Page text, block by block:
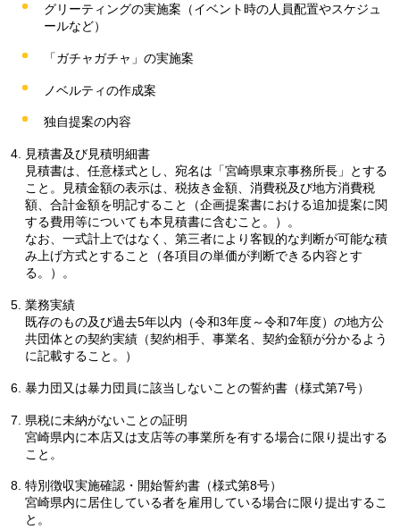
グリーティングの実施案（イベント時の人員配置やスケジュ
ールなど）
「ガチャガチャ」の実施案
ノベルティの作成案
独自提案の内容
見積書及び見積明細書
見積書は、任意様式とし、宛名は「宮崎県東京事務所長」とする
こと。見積金額の表示は、税抜き金額、消費税及び地方消費税
額、合計金額を明記すること（企画提案書における追加提案に関
する費用等についても本見積書に含むこと。）。
なお、一式計上ではなく、第三者により客観的な判断が可能な積
み上げ方式とすること（各項目の単価が判断できる内容とす
る。）。
業務実績
既存のもの及び過去5年以内（令和3年度～令和7年度）の地方公
共団体との契約実績（契約相手、事業名、契約金額が分かるよう
に記載すること。）
暴力団又は暴力団員に該当しないことの誓約書（様式第7号）
県税に未納がないことの証明
宮崎県内に本店又は支店等の事業所を有する場合に限り提出する
こと。
特別徴収実施確認・開始誓約書（様式第8号）
宮崎県内に居住している者を雇用している場合に限り提出するこ
と。